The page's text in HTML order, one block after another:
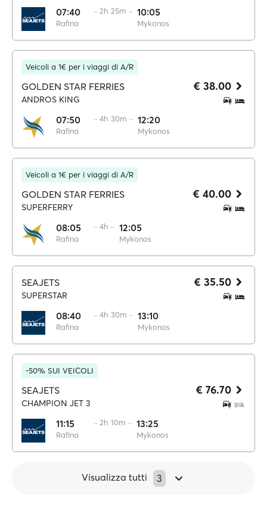
07:40
Rafina
·· 2h 25m ·· 10:05
Mykonos
Veicoli a 1€ per i viaggi di A/R
GOLDEN STAR FERRIES
ANDROS KING
07:50
Rafina
·· 4h 30m ·· 12:20
Mykonos
€ 38.00
Veicoli a 1€ per i viaggi di A/R
GOLDEN STAR FERRIES
SUPERFERRY
08:05
Rafina
·· 4h ·· 12:05
Mykonos
€ 40.00
SEAJETS
SUPERSTAR
08:40
Rafina
·· 4h 30m ·· 13:10
Mykonos
€ 35.50
-50% SUI VEICOLI
SEAJETS
CHAMPION JET 3
11:15
Rafina
·· 2h 10m ·· 13:25
Mykonos
€ 76.70
Visualizza tutti 3